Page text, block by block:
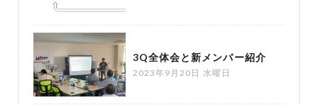
3Q全体会と新メンバー紹介
2023年9月20日 水曜日